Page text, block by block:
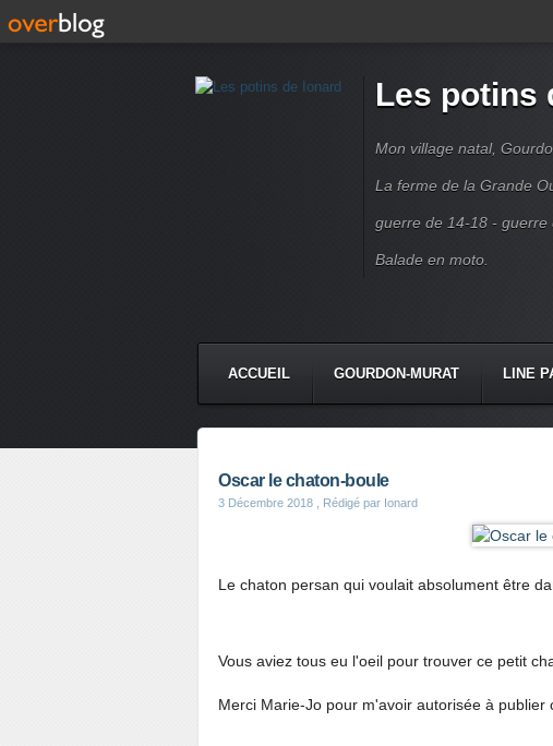
Les potins
Mon village natal,
La ferme de la Grande
guerre de 14-18 - guerre
Balade en moto.
ACCUEIL GOURDON-MURAT LINE
Oscar le chaton-boule
3 Décembre 2018 , Rédigé par Ionard
Le chaton persan qui voulait absolument être
Vous aviez tous eu l'oeil pour trouver ce petit
Merci Marie-Jo pour m'avoir autorisée à publier